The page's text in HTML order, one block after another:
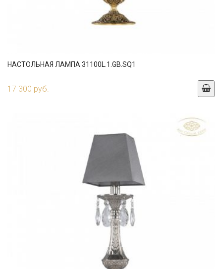
НАСТОЛЬНАЯ ЛАМПА 31100L.1.GB.SQ1
17 300 руб.